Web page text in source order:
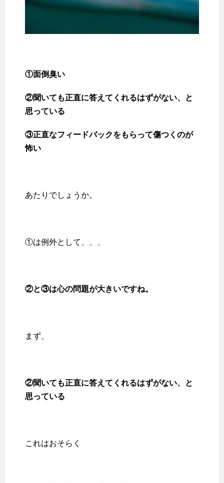
①面倒臭い
②聞いても正直に答えてくれるはずがない、と
思っている
③正直なフィードバックをもらって傷つくのが
怖い
あたりでしょうか。
①は例外として、、、
②と③は心の問題が大きいですね。
まず、
②聞いても正直に答えてくれるはずがない、と
思っている
これはおそらく